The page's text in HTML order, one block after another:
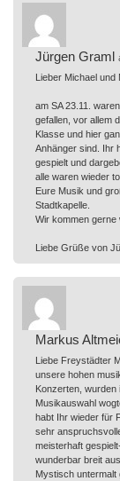
Jürgen Graml
Lieber Michael und
am SA 23.11.
gefallen, vor allem
Klasse und hier
Anhänger sind. Ihr
gespielt und
alle waren wieder
Eure Musik und
Stadtkapelle.
Wir kommen gerne
Liebe Grüße von
Markus
Liebe Freystädter
unsere hohen
Konzerten, wurden
Musikauswahl
habt Ihr wieder für
sehr
meisterhaft
wunderbar breit
Mystisch untermalt